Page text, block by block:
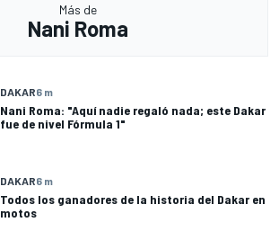
Más de
Nani Roma
DAKAR6 m
Nani Roma: "Aquí nadie regaló nada; este Dakar
fue de nivel Fórmula 1"
DAKAR6 m
Todos los ganadores de la historia del Dakar en
motos